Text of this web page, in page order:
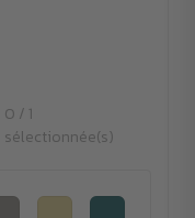
0 / 1
sélectionnée(s)